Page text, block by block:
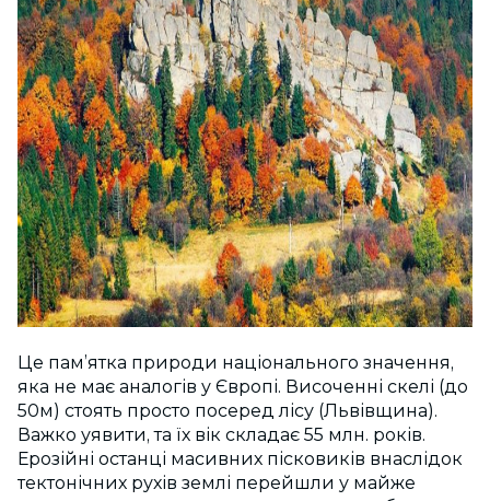
Це пам’ятка природи національного значення,
яка не має аналогів у Європі. Височенні скелі (до
50м) стоять просто посеред лісу (Львівщина).
Важко уявити, та їх вік складає 55 млн. років.
Ерозійні останці масивних пісковиків внаслідок
тектонічних рухів землі перейшли у майже